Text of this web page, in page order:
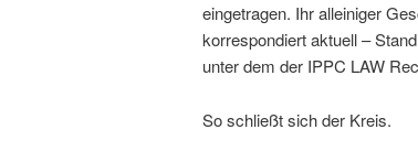
eingetragen. Ihr alleiniger
korrespondiert aktuell –
unter dem der IPPC LAW
So schließt sich der Kreis.